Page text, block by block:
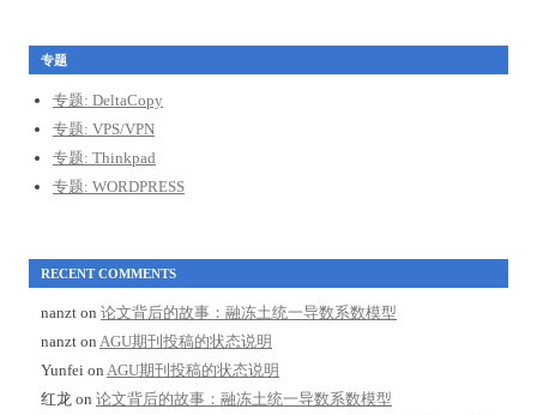
专题
专题: DeltaCopy
专题: VPS/VPN
专题: Thinkpad
专题: WORDPRESS
RECENT COMMENTS
nanzt on 论文背后的故事：融冻土统一导数系数模型
nanzt on AGU期刊投稿的状态说明
Yunfei on AGU期刊投稿的状态说明
红龙 on 论文背后的故事：融冻土统一导数系数模型